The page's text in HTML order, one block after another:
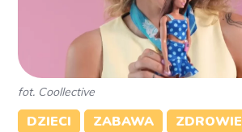
fot. Coollective
DZIECI ZABAWA ZDROWIE